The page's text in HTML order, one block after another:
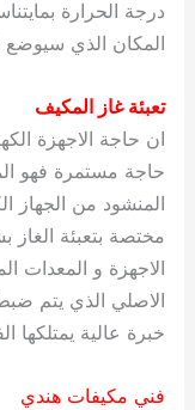
درجة الحرارة
المكان الذي سيوضع
تعبئة غاز المكيف
ان حاجة الاجهزة
حاجة مستمرة فهو
المنشود من الجهاز
مختصة بتعبئة
الاجهزة و المعدات
الاصلي الذي يتم
خبرة عالية يمتلكها
فني مكيفات هندي